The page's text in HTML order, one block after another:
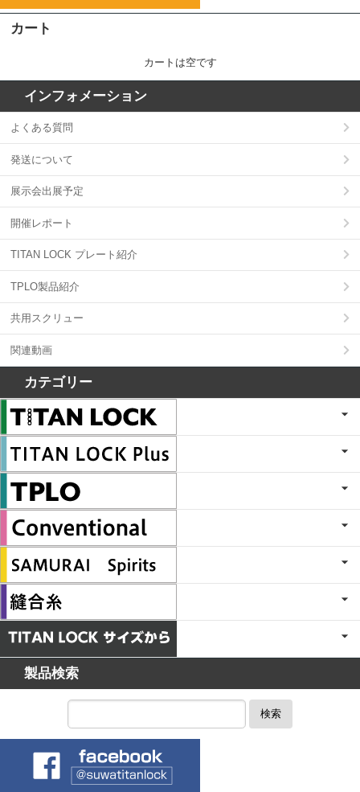
カート
カートは空です
インフォメーション
よくある質問
発送について
展示会出展予定
開催レポート
TITAN LOCK プレート紹介
TPLO製品紹介
共用スクリュー
関連動画
カテゴリー
製品検索
検索